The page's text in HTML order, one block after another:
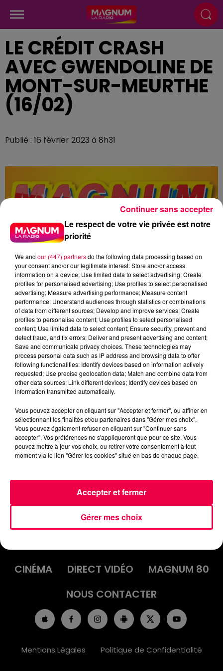
LE CRÉDIT CRASH
AVEC GWENDOLINE DE
MONT-SUR-MEURTHE
(16/02)
Publié : 16 février 2023 à 8h31
Flash infos
Crédit :Flash infos
podcasts/2023/02/20230216-CC.mp3
INFOS
EMISSIONS
CINÉMA
DIRECT VIDÉO
MAGNUM 80
NOUS CONTACTER
Mentions Légales Politique de Confidentialité
Le respect de votre vie privée est notre
priorité
We and our (447) partnersdo the following data processing based on
your consent and/or our legitimate interest: Store and/or access
information on a device; Use limited data to select advertising; Create
profiles for personalised advertising; Use profiles to select personalised
advertising; Measure advertising performance; Measure content
performance; Understand audiences through statistics or combinations
of data from different sources; Develop and improve services; Create
profiles to personalise content; Use profiles to select personalised
content; Use limited data to select content; Ensure security, prevent and
detect fraud, and fix errors; Deliver and present advertising and content;
Save and communicate privacy choices. These technologies may
process personal data such as IP address and browsing data to offer
following functionalities: Identify devices based on information actively
requested; Use precise geolocation data; Match and combine data from
other data sources; Link different devices; Identify devices based on
information transmitted automatically.
Vous pouvez accepter en cliquant sur "Accepter et fermer", ou affiner en
sélectionnant les finalités et/ou partenaires dans "Gérer mes choix".
Vous pouvez également refuser en cliquant sur "Continuer sans
accepter". Vos préférences ne s'appliqueront que pour ce site. Vous
pouvez mettre à jour vos choix, ou retirer votre consentement à tout
moment via le lien "Gérer les cookies" situé en bas de chaque page.
Gérer mes choix
Accepter et fermer
Continuer sans accepter